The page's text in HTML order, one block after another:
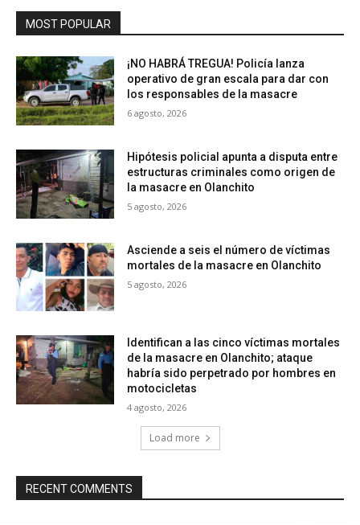
MOST POPULAR
¡NO HABRÁ TREGUA! Policía lanza
operativo de gran escala para dar con
los responsables de la masacre
6 agosto, 2026
Hipótesis policial apunta a disputa entre
estructuras criminales como origen de
la masacre en Olanchito
5 agosto, 2026
Asciende a seis el número de víctimas
mortales de la masacre en Olanchito
5 agosto, 2026
Identifican a las cinco víctimas mortales
de la masacre en Olanchito; ataque
habría sido perpetrado por hombres en
motocicletas
4 agosto, 2026
Load more
RECENT COMMENTS